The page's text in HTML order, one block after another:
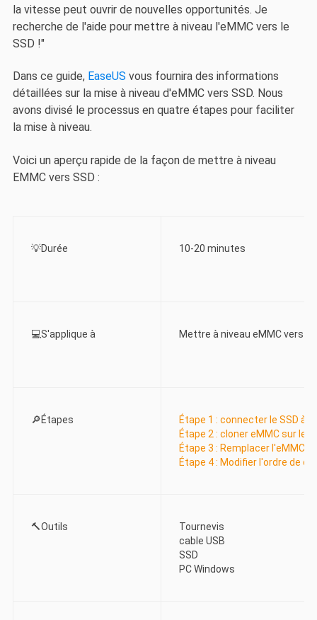
la vitesse peut ouvrir de nouvelles opportunités. Je
recherche de l'aide pour mettre à niveau l'eMMC vers le
SSD !"
Dans ce guide, EaseUS vous fournira des informations
détaillées sur la mise à niveau d'eMMC vers SSD. Nous
avons divisé le processus en quatre étapes pour faciliter
la mise à niveau.
Voici un aperçu rapide de la façon de mettre à niveau
EMMC vers SSD :
💡Durée 10-20 minutes
💻S'applique à Mettre à niveau eMMC vers
🔎Étapes
Étape 1 : connecter le SSD à
Étape 2 : cloner eMMC sur le
Étape 3 : Remplacer l'eMMC
Étape 4 : Modifier l'ordre de
🔨Outils
Tournevis
cable USB
SSD
PC Windows